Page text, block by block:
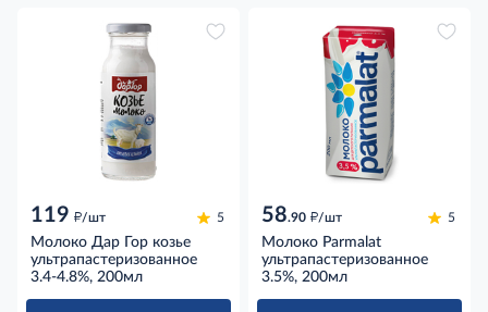
119 д/шт 5
Молоко Дар Гор козье
ультрапастеризованное
3.4-4.8%, 200мл
58.90 д/шт 5
Молоко Parmalat
ультрапастеризованное
3.5%, 200мл